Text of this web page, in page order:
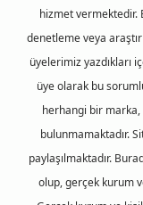
hizmet
denetleme veya
üyelerimiz yazdıkları
üye olarak bu
herhangi bir marka,
bulunmamaktadır.
paylaşılmaktadır.
olup, gerçek kurum